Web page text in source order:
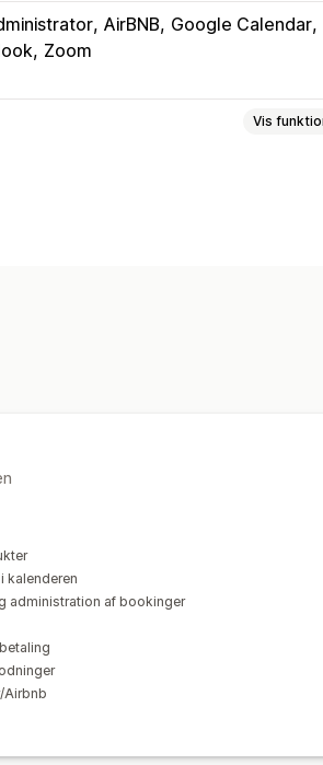
AirBNB Google Calendar
Zoom
Vis
kalenderen
administration af bookinger
Airbnb